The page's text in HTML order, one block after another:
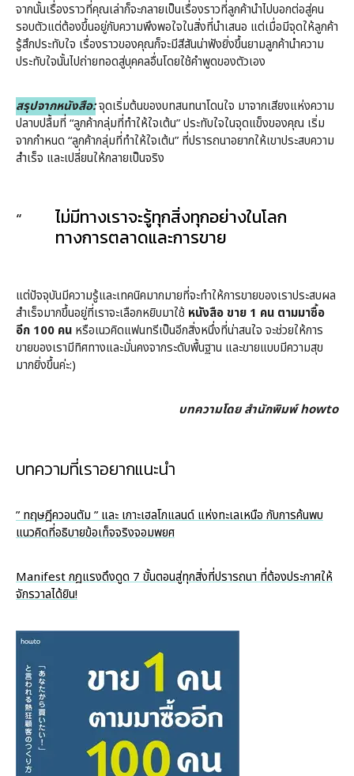
จากนั้นเรื่องราวที่คุณเล่าก็จะกลายเป็นเรื่องราวที่ลูกค้านำไปบอกต่อสู่คน
รอบตัวแต่ต้องขึ้นอยู่กับความพึงพอใจในสิ่งที่นำเสนอ แต่เมื่อมีจุดให้ลูกค้า
รู้สึกประทับใจ เรื่องราวของคุณก็จะมีสีสันน่าฟังยิ่งขึ้นยามลูกค้านำความ
ประทับใจนั้นไปถ่ายทอดสู่บุคคลอื่นโดยใช้คำพูดของตัวเอง
สรุปจากหนังสือ:จุดเริ่มต้นของบทสนทนาโดนใจ มาจากเสียงแห่งความ
ปลาบปลื้มที่ “ลูกค้ากลุ่มที่ทำให้ใจเต้น” ประทับใจในจุดแข็งของคุณ เริ่ม
จากกำหนด “ลูกค้ากลุ่มที่ทำให้ใจเต้น” ที่ปรารถนาอยากให้เขาประสบความ
สำเร็จ และเปลี่ยนให้กลายเป็นจริง
ไม่มีทางเราจะรู้ทุกสิ่งทุกอย่างในโลก
ทางการตลาดและการขาย
แต่ปัจจุบันมีความรู้และเทคนิคมากมายที่จะทำให้การขายของเราประสบผล
สำเร็จมากขึ้นอยู่ที่เราจะเลือกหยิบมาใช้ หนังสือ ขาย 1 คน ตามมาซื้อ
อีก 100 คน หรือเนวคิดแฟนทรีเป็นอีกสิ่งหนึ่งที่น่าสนใจ จะช่วยให้การ
ขายของเรามีทิศทางและมั่นคงจากระดับพื้นฐาน และขายแบบมีความสุข
มากยิ่งขึ้นค่ะ:)
บทความโดยสำนักพิมพ์ howto
บทความที่เราอยากแนะนำ
” ทฤษฎีควอนตัม ” และ เกาะเฮลโกแลนด์ แห่งทะเลเหนือ กับการค้นพบ
แนวคิดที่อธิบายข้อเท็จจริงจอมพยศ
Manifest กฎแรงดึงดูด 7 ขั้นตอนสู่ทุกสิ่งที่ปรารถนา ที่ต้องประกาศให้
จักรวาลได้ยิน!